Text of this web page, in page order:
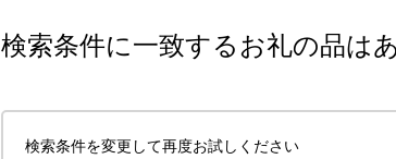
検索条件に一致するお礼の品は
検索条件を変更して再度お試しください